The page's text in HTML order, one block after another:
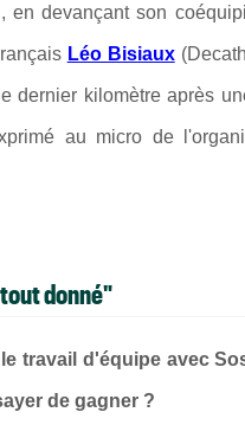
en devançant son
Léo Bisiaux
dernier kilomètre après
au micro de
donné"
travail d'équipe avec
de gagner ?